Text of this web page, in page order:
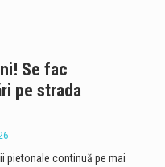
Se fac
pe strada
pietonale continuă pe mai